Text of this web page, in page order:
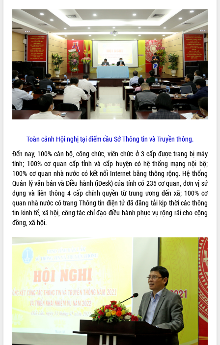
VIDEO
Loading the player...
Khám bệnh, cấp phát thuốc miễn phí
và tặng quà người dân xã Cư Pui
Hội nghị UBND tỉnh Đắk Lắk thường kỳ
tháng 7/2026
Lễ truy tặng danh hiệu “Bà Mẹ Việt
Nam Anh hùng” và trao Huân chương
UBND tỉnh Đắk Lắk triển khai nhiệm
Kỳ họp thứ Hai, Hội đồng nhân dân
tỉnh khóa XI quyết nghị nhiều nội dung
quan trọng
Bí thư Tỉnh ủy Lương Nguyễn Minh
Triết thăm, tặng quà người có công với
cách mạng
Rà soát, hoàn thiện hệ thống thiết chế
phát triển mới
Thường trực HĐND tỉnh Đắk Lắk gặp
mặt Đoàn chuyên gia y tế TP. Hồ Chí
Lễ truy điệu và an táng hài cốt liệt sĩ
tại Nghĩa trang Liệt sĩ xã Sơn Hòa
Bàn giải pháp tháo gỡ khó khăn trong
xuất khẩu sầu riêng và triển khai quy
định EUDR
Thứ trưởng Bộ Nông nghiệp và Môi
ALBUM ẢNH
THỐNG KÊ TRUY CẬP
Hôm nay: 7605
Tất cả: 66093273
Toàn cảnh Hội nghị tại điểm cầu Sở Thông tin và Truyền thông.
Đến nay, 100% cán bộ, công chức, viên chức ở 3 cấp được trang bị máy
tính; 100% cơ quan cấp tỉnh và cấp huyện có hệ thống mạng nội bộ;
100% cơ quan nhà nước có kết nối Internet băng thông rộng. Hệ thống
Quản lý văn bản và Điều hành (iDesk) của tỉnh có 235 cơ quan, đơn vị sử
dụng và liên thông 4 cấp chính quyền từ trung ương đến xã; 100% cơ
quan nhà nước có trang Thông tin điện tử đã đăng tải kịp thời các thông
tin kinh tế, xã hội, công tác chỉ đạo điều hành phục vụ rộng rãi cho cộng
đồng, xã hội.